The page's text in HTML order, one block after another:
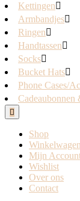
Kettingen
Armbandjes
Ringen
Handtassen
Socks
Bucket Hats
Phone Cases/
Cadeaubonnen
Open
Button
Shop
Winkelwagen
Mijn
Wishlist
Over ons
Contact